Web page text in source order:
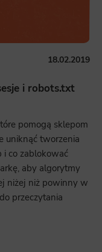
use the site, how they came to the
and similar technologies allow us
18.02.2019
i robots.txt
pomogą sklepom
uniknąć tworzenia
co zablokować
aby algorytmy
niżej niż powinny w
przeczytania